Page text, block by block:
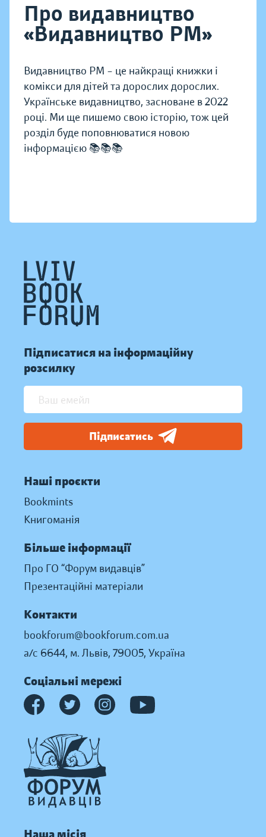
Про видавництво
«Видавництво РМ»
Видавництво РМ – це найкращі книжки і
комікси для дітей та дорослих дорослих.
Українське видавництво, засноване в 2022
році. Ми ще пишемо свою історію, тож цей
розділ буде поповнюватися новою
інформацією 📚📚📚
Підписатися на інформаційну
розсилку
Підписатись
Наші проєкти
Bookmints
Книгоманія
Більше інформації
Про ГО “Форум видавців”
Презентаційні матеріали
Контакти
bookforum@bookforum.com.ua
а/с 6644, м. Львів, 79005, Україна
Соціальні мережі